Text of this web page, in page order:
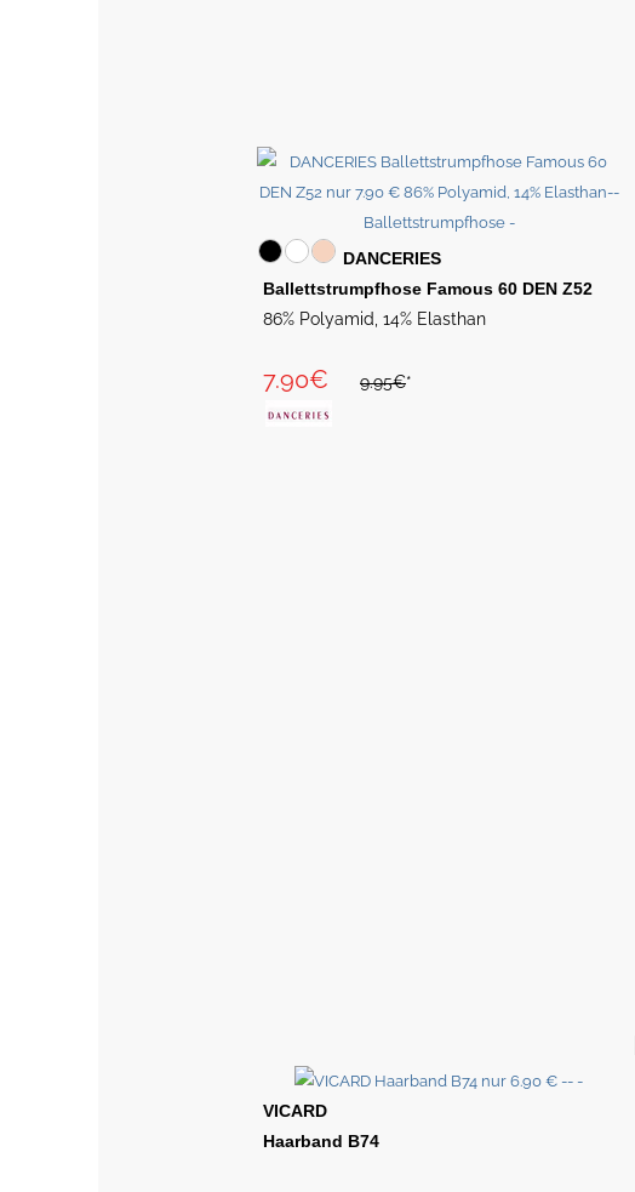
DANCERIES
Ballettstrumpfhose Famous 60 DEN Z52
86% Polyamid, 14% Elasthan
7.90€ 9.95€*
VICARD
Haarband B74